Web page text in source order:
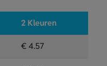
2 Kleuren
€ 4.57